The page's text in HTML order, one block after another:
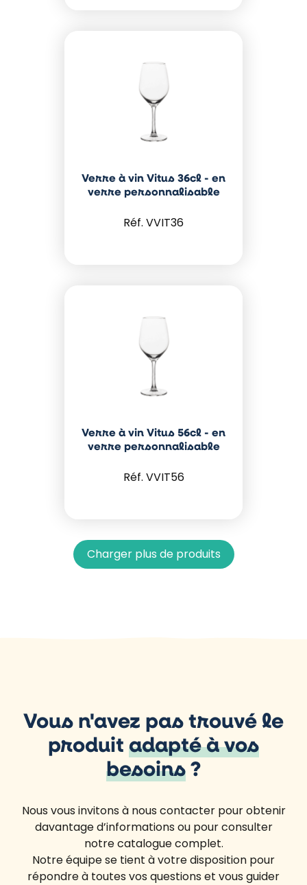
Verre à vin Vitus 36cl - en
verre personnalisable
VVIT36
Verre à vin Vitus 56cl - en
verre personnalisable
VVIT56
Charger plus de produits
Vous n'avez pas trouvé le
produit adapté à vos
besoins ?
Nous vous invitons à nous contacter pour obtenir
davantage d’informations ou pour consulter
notre catalogue complet.
Notre équipe se tient à votre disposition pour
répondre à toutes vos questions et vous guider